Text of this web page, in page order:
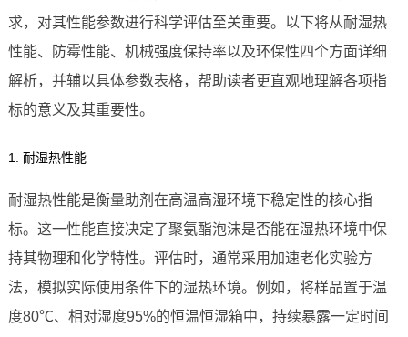
求，对其性能参数进行科学评估至关重要。以下将从耐湿热
性能、防霉性能、机械强度保持率以及环保性四个方面详细
解析，并辅以具体参数表格，帮助读者更直观地理解各项指
标的意义及其重要性。
1. 耐湿热性能
耐湿热性能是衡量助剂在高温高湿环境下稳定性的核心指
标。这一性能直接决定了聚氨酯泡沫是否能在湿热环境中保
持其物理和化学特性。评估时，通常采用加速老化实验方
法，模拟实际使用条件下的湿热环境。例如，将样品置于温
度80℃、相对湿度95%的恒温恒湿箱中，持续暴露一定时间